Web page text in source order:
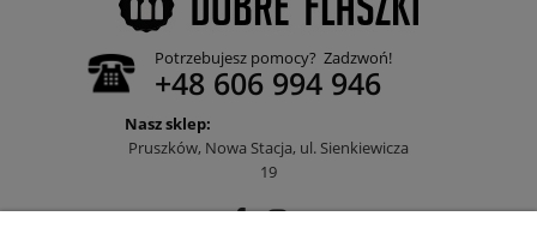
Potrzebujesz pomocy? Zadzwoń!
+48 606 994 946
Nasz sklep:
Pruszków, Nowa Stacja, ul. Sienkiewicza
19